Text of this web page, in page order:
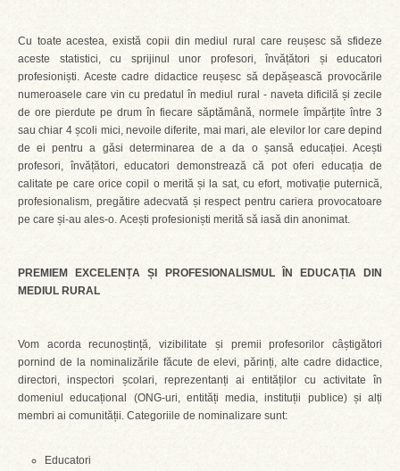
Cu toate acestea, există copii din mediul rural care reușesc să sfideze
aceste statistici, cu sprijinul unor profesori, învățători și educatori
profesioniști. Aceste cadre didactice reușesc să depășească provocările
numeroasele care vin cu predatul în mediul rural - naveta dificilă și zecile
de ore pierdute pe drum în fiecare săptămână, normele împărțite între 3
sau chiar 4 școli mici, nevoile diferite, mai mari, ale elevilor lor care depind
de ei pentru a găsi determinarea de a da o șansă educației. Acești
profesori, învățători, educatori demonstrează că pot oferi educația de
calitate pe care orice copil o merită și la sat, cu efort, motivație puternică,
profesionalism, pregătire adecvată și respect pentru cariera provocatoare
pe care și-au ales-o. Acești profesioniști merită să iasă din anonimat.
PREMIEM EXCELENȚA ȘI PROFESIONALISMUL ÎN EDUCAȚIA DIN
MEDIUL RURAL
Vom acorda recunoștință, vizibilitate și premii profesorilor câștigători
pornind de la nominalizările făcute de elevi, părinți, alte cadre didactice,
directori, inspectori școlari, reprezentanți ai entităților cu activitate în
domeniul educațional (ONG-uri, entități media, instituții publice) și alți
membri ai comunității. Categoriile de nominalizare sunt:
Educatori